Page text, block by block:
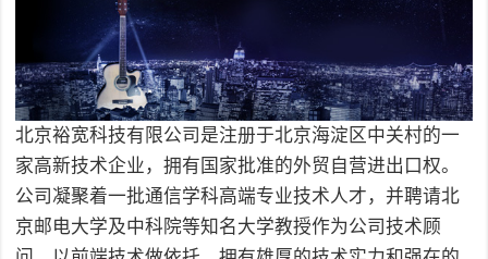
北京裕宽科技有限公司是注册于北京海淀区中关村的一
家高新技术企业，拥有国家批准的外贸自营进出口权。
公司凝聚着一批通信学科高端专业技术人才，并聘请北
京邮电大学及中科院等知名大学教授作为公司技术顾